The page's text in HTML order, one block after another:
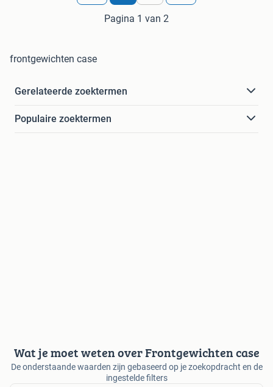
Pagina 1 van 2
frontgewichten case
Gerelateerde zoektermen
Populaire zoektermen
Wat je moet weten over Frontgewichten case
De onderstaande waarden zijn gebaseerd op je zoekopdracht en de
ingestelde filters